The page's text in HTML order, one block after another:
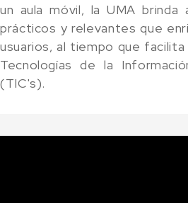
un aula móvil, la UMA brinda
prácticos y relevantes que
usuarios, al tiempo que
Tecnologías de la
(TIC's).